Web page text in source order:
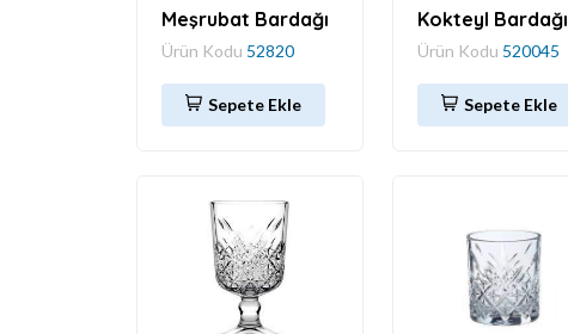
Meşrubat Bardağı
Ürün Kodu 52820
Sepete Ekle
Kokteyl Bardağı
Ürün Kodu 520045
Sepete Ekle